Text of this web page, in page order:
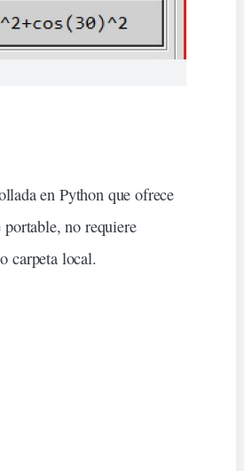
en Python que ofrece
portable, no requiere
carpeta local.